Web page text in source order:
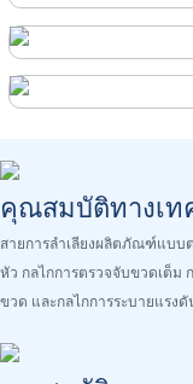
คุณสมบัติทางเท
สายการลำเลียงผลิตภัณฑ์แบบ
หัว กลไกการตรวจจับขวดเต็
ขวด และกลไกการระบายแรง